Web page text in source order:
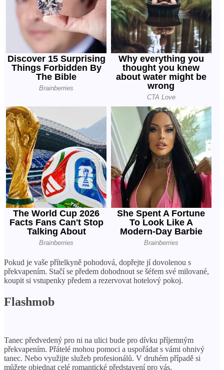
Pokud je vaše přítelkyně pohodová, dopřejte jí dovolenou s
překvapením. Stačí se předem dohodnout se šéfem své milované,
koupit si vstupenky předem a rezervovat hotelový pokoj.
Flashmob
Tanec předvedený pro ni na ulici bude pro dívku příjemným
překvapením. Přátelé mohou pomoci a uspořádat s vámi ohnivý
tanec. Nebo využijte služeb profesionálů. V druhém případě si
můžete objednat celé romantické představení pro vás.